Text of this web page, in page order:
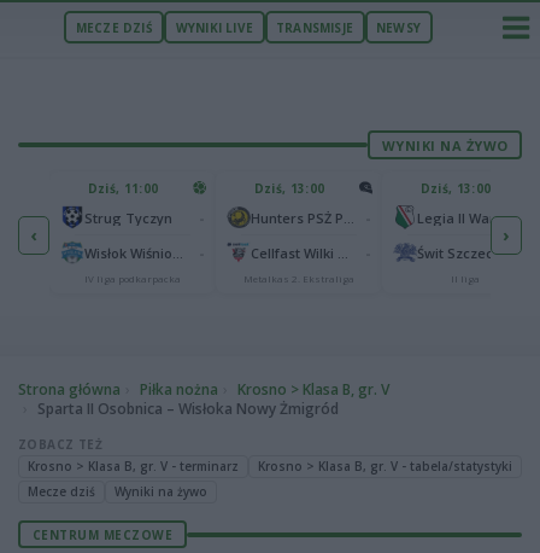
MECZE DZIŚ WYNIKI LIVE TRANSMISJE NEWSY
WYNIKI NA ŻYWO
‹
Podbeskidzie Bielsko-Biała2
2
Dziś, 11:00
Strug Tyczyn
IV liga podkarpacka
Dziś, 13:00
Metalkas 2. Ekstraliga
Dziś, 13:00
Legia II Warszawa
Świt Szczecin
II liga
›
Strona główna Piłka nożna
Krosno > Klasa B, gr. V
Sparta II Osobnica – Wisłoka Nowy Żmigród
ZOBACZ TEŻ
Krosno > Klasa B, gr. V - terminarz
Krosno > Klasa B, gr. V - tabela/statystyki
Mecze dziś
Wyniki na żywo
CENTRUM MECZOWE